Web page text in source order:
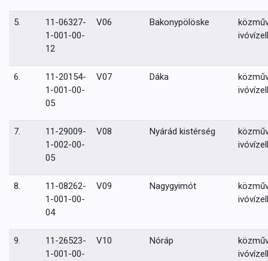
5.
11-06327-
1-001-00-
12
V06 Bakonypölöske
6.
11-20154-
1-001-00-
05
V07 Dáka
7.
11-29009-
1-002-00-
05
V08 Nyárád kistérség
8.
11-08262-
1-001-00-
04
V09 Nagygyimót
9.
11-26523-
1-001-00-
V10 Nóráp